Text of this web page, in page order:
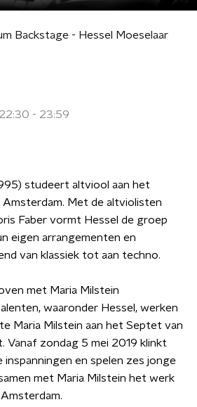
Backstage - Hessel Moeselaar
- 23:59
studeert altviool aan het
Met de altviolisten
Faber vormt Hessel de groep
eigen arrangementen en
van klassiek tot aan techno.
met Maria Milstein
waaronder Hessel, werken
Maria Milstein aan het Septet van
Vanaf zondag 5 mei 2019 klinkt
inspanningen en spelen zes jonge
met Maria Milstein het werk